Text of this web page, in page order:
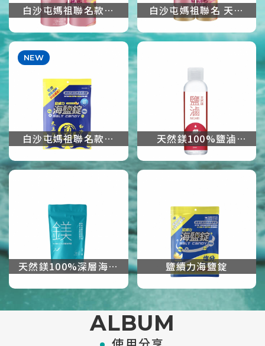
白沙屯媽祖聯名款天
然鎂海洋深層水
600ml
白沙屯媽祖聯名 天然
鎂海洋深層水 300ml
白沙屯媽祖聯名款鹽
續力海鹽錠
天然鎂100%鹽滷
150ml
天然鎂100%深層海萃
鹽續力海鹽錠
ALBUM